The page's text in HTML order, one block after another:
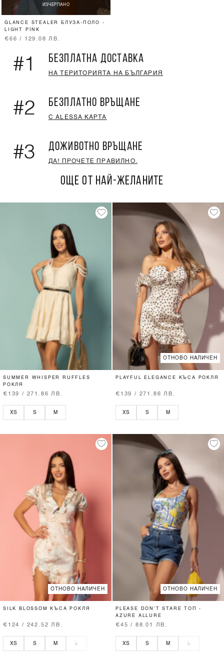
ИЗЧЕРПАНО
GLANCE STEALER БЛУЗА-ПОЛО -
LIGHT PINK
€66 / 129.08 ЛВ.
#1 БЕЗПЛАТНА ДОСТАВКА
НА ТЕРИТОРИЯТА НА БЪЛГАРИЯ
#2 БЕЗПЛАТНО ВРЪЩАНЕ
С ALESSA КАРТА
#3 ДОЖИВОТНО ВРЪЩАНЕ
ДА! ПРОЧЕТЕ ПРАВИЛНО.
ОЩЕ ОТ НАЙ-ЖЕЛАНИТЕ
SUMMER WHISPER RUFFLES
РОКЛЯ
€139 / 271.86 ЛВ.
XS S M
ОТНОВО НАЛИЧЕН
PLAYFUL ELEGANCE КЪСА РОКЛЯ
€139 / 271.86 ЛВ.
XS S M
ОТНОВО НАЛИЧЕН
SILK BLOSSOM КЪСА РОКЛЯ
€124 / 242.52 ЛВ.
XS S M L
ОТНОВО НАЛИЧЕН
PLEASE DON’T STARE ТОП -
AZURE ALLURE
€45 / 88.01 ЛВ.
XS S M L